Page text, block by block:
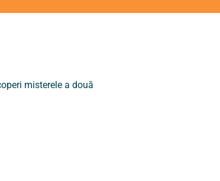
misterele a două